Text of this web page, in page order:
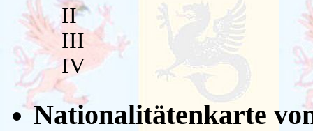
II
III
IV
Nationalitätenkarte